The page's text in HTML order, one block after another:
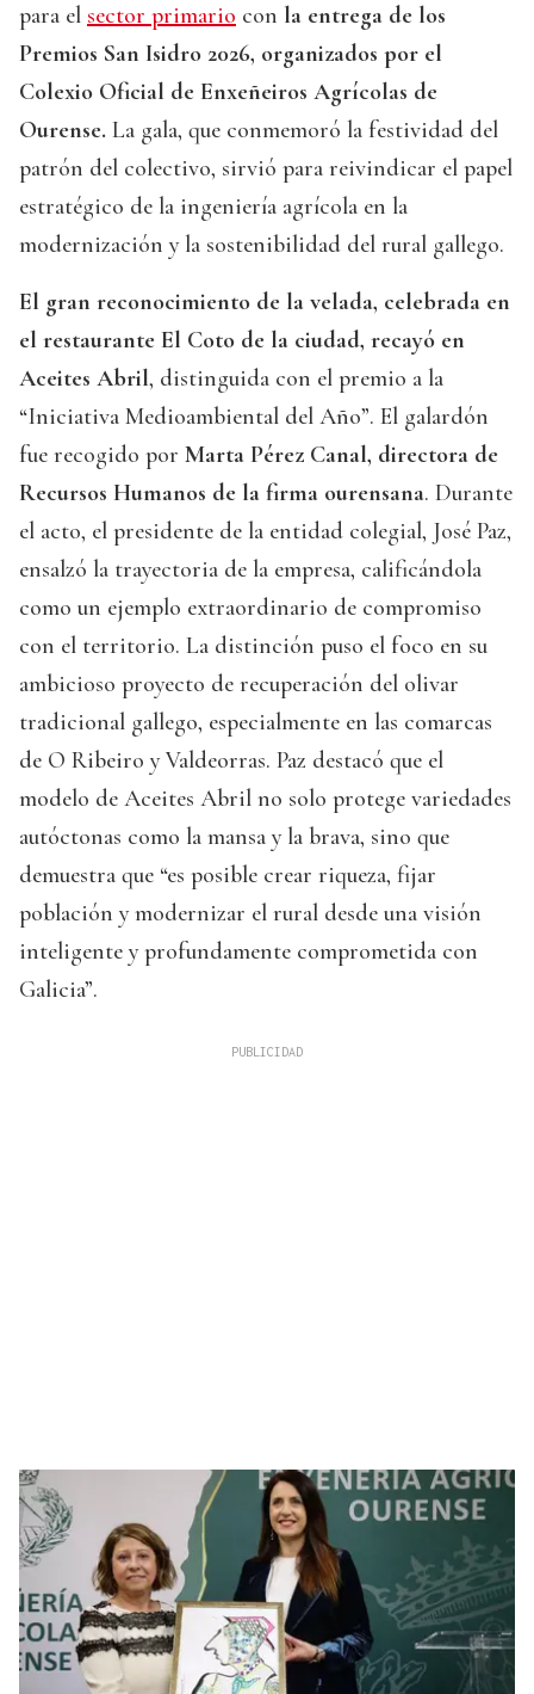
para el sector primario con la entrega de los
Premios San Isidro 2026, organizados por el
Colexio Oficial de Enxeñeiros Agrícolas de
Ourense. La gala, que conmemoró la festividad del
patrón del colectivo, sirvió para reivindicar el papel
estratégico de la ingeniería agrícola en la
modernización y la sostenibilidad del rural gallego.
El gran reconocimiento de la velada, celebrada en
el restaurante El Coto de la ciudad, recayó en
Aceites Abril, distinguida con el premio a la
“Iniciativa Medioambiental del Año”. El galardón
fue recogido por Marta Pérez Canal, directora de
Recursos Humanos de la firma ourensana. Durante
el acto, el presidente de la entidad colegial, José Paz,
ensalzó la trayectoria de la empresa, calificándola
como un ejemplo extraordinario de compromiso
con el territorio. La distinción puso el foco en su
ambicioso proyecto de recuperación del olivar
tradicional gallego, especialmente en las comarcas
de O Ribeiro y Valdeorras. Paz destacó que el
modelo de Aceites Abril no solo protege variedades
autóctonas como la mansa y la brava, sino que
demuestra que “es posible crear riqueza, fijar
población y modernizar el rural desde una visión
inteligente y profundamente comprometida con
Galicia”.